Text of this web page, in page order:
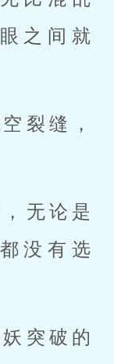
之间就
裂缝，
无论是
没有选
突破的